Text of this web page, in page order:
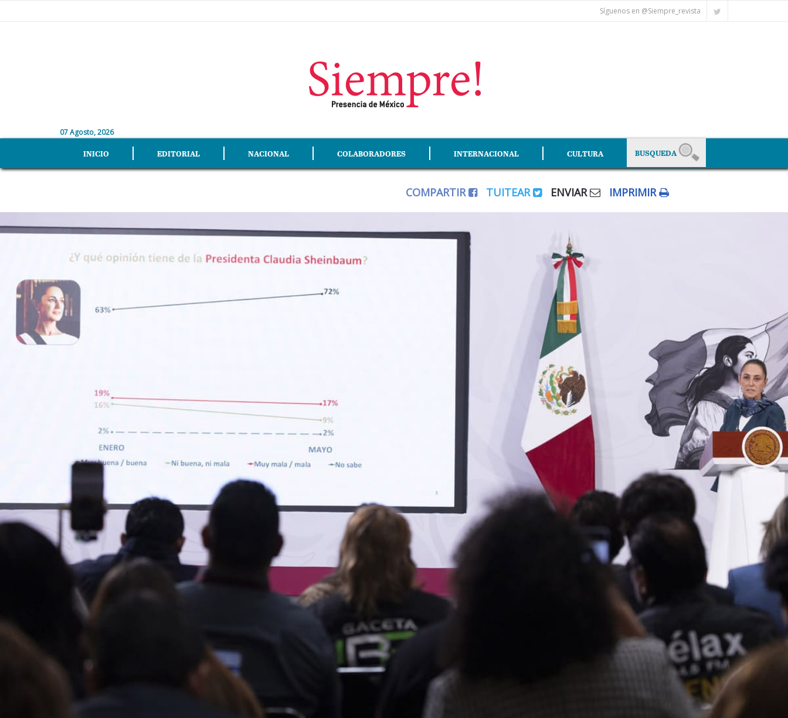
Síguenos en @Siempre_revista
07 Agosto, 2026
INICIO EDITORIAL NACIONAL COLABORADORES INTERNACIONAL CULTURA
COMPARTIR TUITEAR ENVIAR IMPRIMIR